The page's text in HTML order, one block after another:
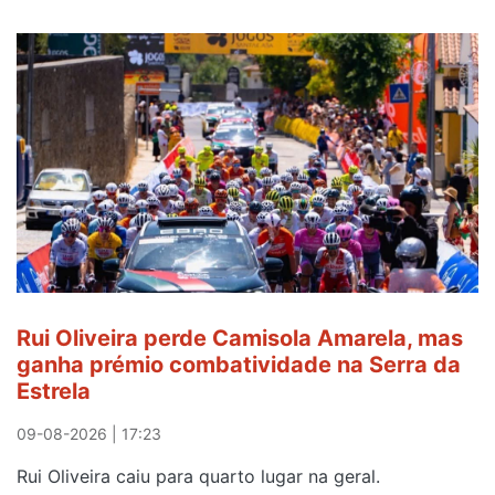
Rui Oliveira perde Camisola Amarela, mas
ganha prémio combatividade na Serra da
Estrela
09-08-2026 | 17:23
Rui Oliveira caiu para quarto lugar na geral.